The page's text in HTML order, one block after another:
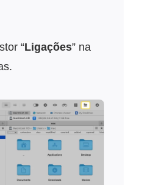
“Ligações” na